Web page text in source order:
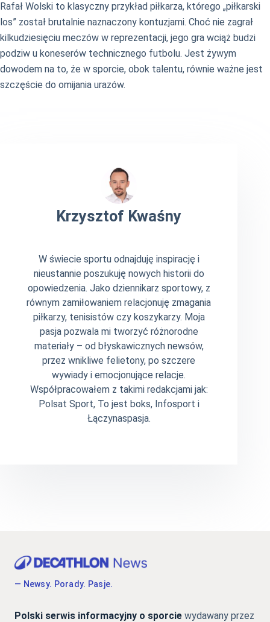
Rafał Wolski to klasyczny przykład piłkarza, którego „piłkarski
los” został brutalnie naznaczony kontuzjami. Choć nie zagrał
kilkudziesięciu meczów w reprezentacji, jego gra wciąż budzi
podziw u koneserów technicznego futbolu. Jest żywym
dowodem na to, że w sporcie, obok talentu, równie ważne jest
szczęście do omijania urazów.
Krzysztof Kwaśny
W świecie sportu odnajduję inspirację i
nieustannie poszukuję nowych historii do
opowiedzenia. Jako dziennikarz sportowy, z
równym zamiłowaniem relacjonuję zmagania
piłkarzy, tenisistów czy koszykarzy. Moja
pasja pozwala mi tworzyć różnorodne
materiały – od błyskawicznych newsów,
przez wnikliwe felietony, po szczere
wywiady i emocjonujące relacje.
Współpracowałem z takimi redakcjami jak:
Polsat Sport, To jest boks, Infosport i
Łączynaspasja.
— Newsy. Porady. Pasje.
Polski serwis informacyjny o sporcie wydawany przez